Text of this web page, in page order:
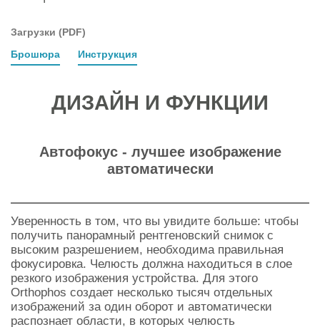
Загрузки (PDF)
Брошюра
Инструкция
ДИЗАЙН И ФУНКЦИИ
Автофокус - лучшее изображение
автоматически
Уверенность в том, что вы увидите больше: чтобы
получить панорамный рентгеновский снимок с
высоким разрешением, необходима правильная
фокусировка. Челюсть должна находиться в слое
резкого изображения устройства. Для этого
Orthophos создает несколько тысяч отдельных
изображений за один оборот и автоматически
распознает области, в которых челюсть